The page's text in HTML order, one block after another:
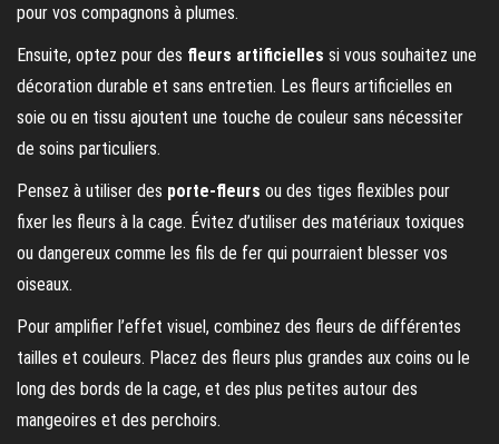
pour vos compagnons à plumes.
Ensuite, optez pour des fleurs artificielles si vous souhaitez une
décoration durable et sans entretien. Les fleurs artificielles en
soie ou en tissu ajoutent une touche de couleur sans nécessiter
de soins particuliers.
Pensez à utiliser des porte-fleurs ou des tiges flexibles pour
fixer les fleurs à la cage. Évitez d’utiliser des matériaux toxiques
ou dangereux comme les fils de fer qui pourraient blesser vos
oiseaux.
Pour amplifier l’effet visuel, combinez des fleurs de différentes
tailles et couleurs. Placez des fleurs plus grandes aux coins ou le
long des bords de la cage, et des plus petites autour des
mangeoires et des perchoirs.